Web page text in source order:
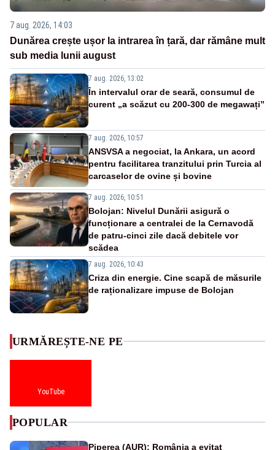
7 aug. 2026, 14:03
Dunărea crește ușor la intrarea în țară, dar rămâne mult
sub media lunii august
7 aug. 2026, 13:02
În intervalul orar de seară, consumul de
curent „a scăzut cu 200-300 de megawați”
7 aug. 2026, 10:57
ANSVSA a negociat, la Ankara, un acord
pentru facilitarea tranzitului prin Turcia al
carcaselor de ovine și bovine
7 aug. 2026, 10:51
Bolojan: Nivelul Dunării asigură o
funcționare a centralei de la Cernavodă
de patru-cinci zile dacă debitele vor
scădea
7 aug. 2026, 10:43
Criza din energie. Cine scapă de măsurile
de raționalizare impuse de Bolojan
URMĂREȘTE-NE PE
YouTube
POPULAR
Piperea (AUR): România a evitat